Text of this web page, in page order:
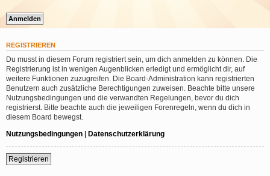
REGISTRIEREN
Du musst in diesem Forum registriert sein, um dich anmelden zu können. Die
Registrierung ist in wenigen Augenblicken erledigt und ermöglicht dir, auf
weitere Funktionen zuzugreifen. Die Board-Administration kann registrierten
Benutzern auch zusätzliche Berechtigungen zuweisen. Beachte bitte unsere
Nutzungsbedingungen und die verwandten Regelungen, bevor du dich
registrierst. Bitte beachte auch die jeweiligen Forenregeln, wenn du dich in
diesem Board bewegst.
Nutzungsbedingungen | Datenschutzerklärung
Registrieren